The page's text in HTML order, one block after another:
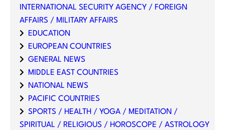
INTERNATIONAL SECURITY AGENCY / FOREIGN
AFFAIRS / MILITARY AFFAIRS
EDUCATION
EUROPEAN COUNTRIES
GENERAL NEWS
MIDDLE EAST COUNTRIES
NATIONAL NEWS
PACIFIC COUNTRIES
SPORTS / HEALTH / YOGA / MEDITATION /
SPIRITUAL / RELIGIOUS / HOROSCOPE / ASTROLOGY